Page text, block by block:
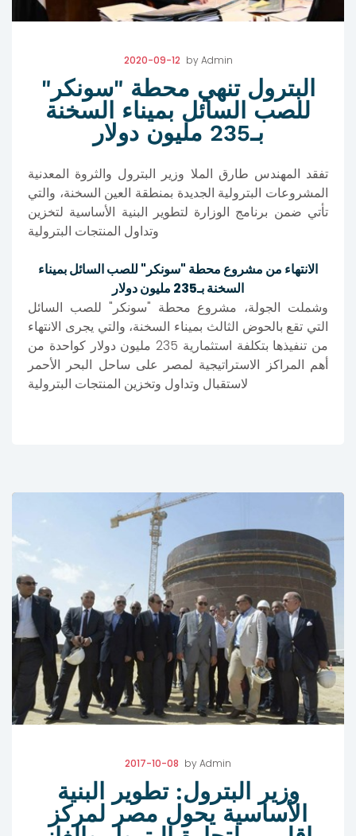
2020-09-12 byAdmin
البترول تنهي محطة "سونكر"
للصب السائل بميناء السخنة
بـ235 مليون دولار
تفقد المهندس طارق الملا وزير البترول والثروة المعدنية
المشروعات البترولية الجديدة بمنطقة العين السخنة، والتي
تأتي ضمن برنامج الوزارة لتطوير البنية الأساسية لتخزين
وتداول المنتجات البترولية
الانتهاء من مشروع محطة "سونكر" للصب السائل بميناء
السخنة بـ235 مليون دولار
وشملت الجولة، مشروع محطة "سونكر" للصب السائل
التي تقع بالحوض الثالث بميناء السخنة، والتي يجرى الانتهاء
من تنفيذها بتكلفة استثمارية 235 مليون دولار كواحدة من
أهم المراكز الاستراتيجية لمصر على ساحل البحر الأحمر
لاستقبال وتداول وتخزين المنتجات البترولية
2017-10-08 byAdmin
وزير البترول: تطوير البنية
الأساسية يحول مصر لمركز